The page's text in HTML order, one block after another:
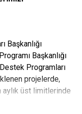
Başkanlığı
Başkanlığı
Programları
projelerde,
üst limitlerinde